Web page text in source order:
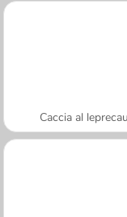
Caccia al